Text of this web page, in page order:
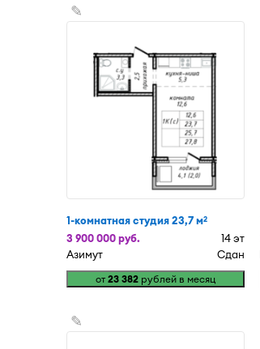
✎
1-комнатная студия 23,7 м2
3 900 000 руб.
14 эт
Азимут
Сдан
от 23 382рублей в месяц
✎